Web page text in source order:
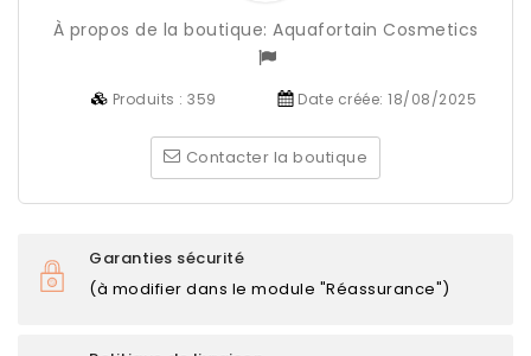
À propos de la boutique: Aquafortain Cosmetics
Produits :359 Date créée:18/08/2025
Contacter la boutique
Garanties sécurité
(à modifier dans le module "Réassurance")